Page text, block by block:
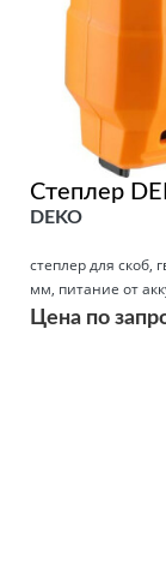
Степлер
DEKO
степлер для скоб,
мм, питание от
Цена по